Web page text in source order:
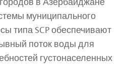
в Азербайджане
муниципального
типа SCP обеспечивают
поток воды для
густонаселенных